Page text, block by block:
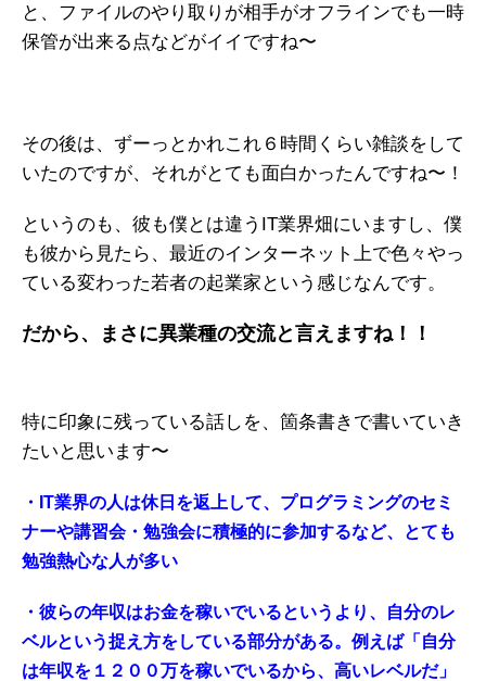
と、ファイルのやり取りが相手がオフラインでも一時
保管が出来る点などがイイですね〜
その後は、ずーっとかれこれ６時間くらい雑談をして
いたのですが、それがとても面白かったんですね〜！
というのも、彼も僕とは違うIT業界畑にいますし、僕
も彼から見たら、最近のインターネット上で色々やっ
ている変わった若者の起業家という感じなんです。
だから、まさに異業種の交流と言えますね！！
特に印象に残っている話しを、箇条書きで書いていき
たいと思います〜
・IT業界の人は休日を返上して、プログラミングのセミ
ナーや講習会・勉強会に積極的に参加するなど、とても
勉強熱心な人が多い
・彼らの年収はお金を稼いでいるというより、自分のレ
ベルという捉え方をしている部分がある。例えば「自分
は年収を１２００万を稼いでいるから、高いレベルだ」